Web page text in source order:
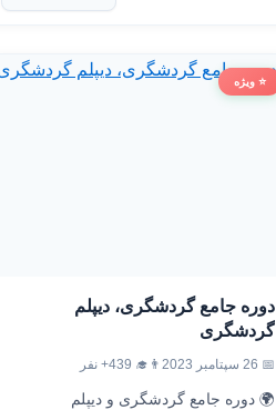
⭐ ویژه
دوره جامع گردشگری، دیپلم
گردشگری
📅 26 سپتامبر 2023 👨‍🎓 439+ نفر
🌍 دوره جامع گردشگری و دیپلم